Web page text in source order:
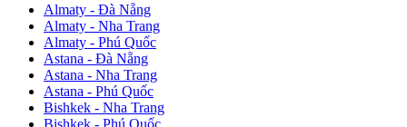
Almaty - Đà Nẵng
Almaty - Nha Trang
Almaty - Phú Quốc
Astana - Đà Nẵng
Astana - Nha Trang
Astana - Phú Quốc
Bishkek - Nha Trang
Bishkek - Phú Quốc